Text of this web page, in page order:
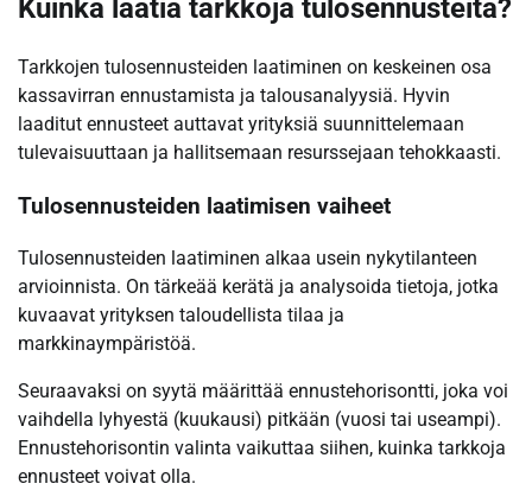
Kuinka laatia tarkkoja tulosennusteita?
Tarkkojen tulosennusteiden laatiminen on keskeinen osa
kassavirran ennustamista ja talousanalyysiä. Hyvin
laaditut ennusteet auttavat yrityksiä suunnittelemaan
tulevaisuuttaan ja hallitsemaan resurssejaan tehokkaasti.
Tulosennusteiden laatimisen vaiheet
Tulosennusteiden laatiminen alkaa usein nykytilanteen
arvioinnista. On tärkeää kerätä ja analysoida tietoja, jotka
kuvaavat yrityksen taloudellista tilaa ja
markkinaympäristöä.
Seuraavaksi on syytä määrittää ennustehorisontti, joka voi
vaihdella lyhyestä (kuukausi) pitkään (vuosi tai useampi).
Ennustehorisontin valinta vaikuttaa siihen, kuinka tarkkoja
ennusteet voivat olla.